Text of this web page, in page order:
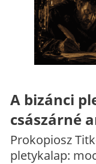
A bizánci
császárné
Prokopiosz
pletykalap: